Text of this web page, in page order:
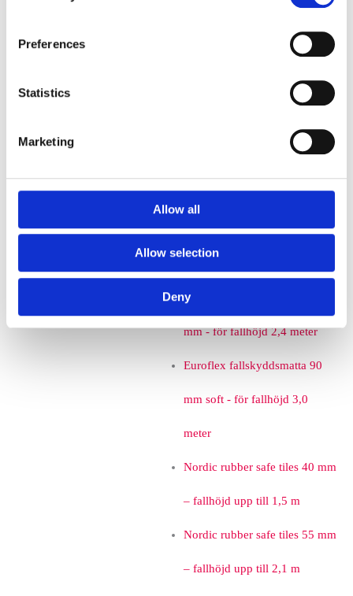
Preferences
Statistics
Marketing
Allow all
Allow selection
Deny
mm - för fallhöjd 1,2 meter
Euroflex fallskyddsmatta 50
mm - för fallhöjd 1,5 meter
Euroflex fallskyddsmatta 70
Euroflex fallskyddsmatta 80
mm - för fallhöjd 2,4 meter
Euroflex fallskyddsmatta 90
mm soft - för fallhöjd 3,0
meter
Nordic rubber safe tiles 40 mm
– fallhöjd upp till 1,5 m
Nordic rubber safe tiles 55 mm
– fallhöjd upp till 2,1 m